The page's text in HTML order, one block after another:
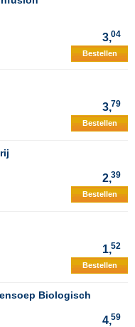
3,04
Bestellen
3,79
Bestellen
2,39
Bestellen
1,52
Bestellen
Biologisch
4,59